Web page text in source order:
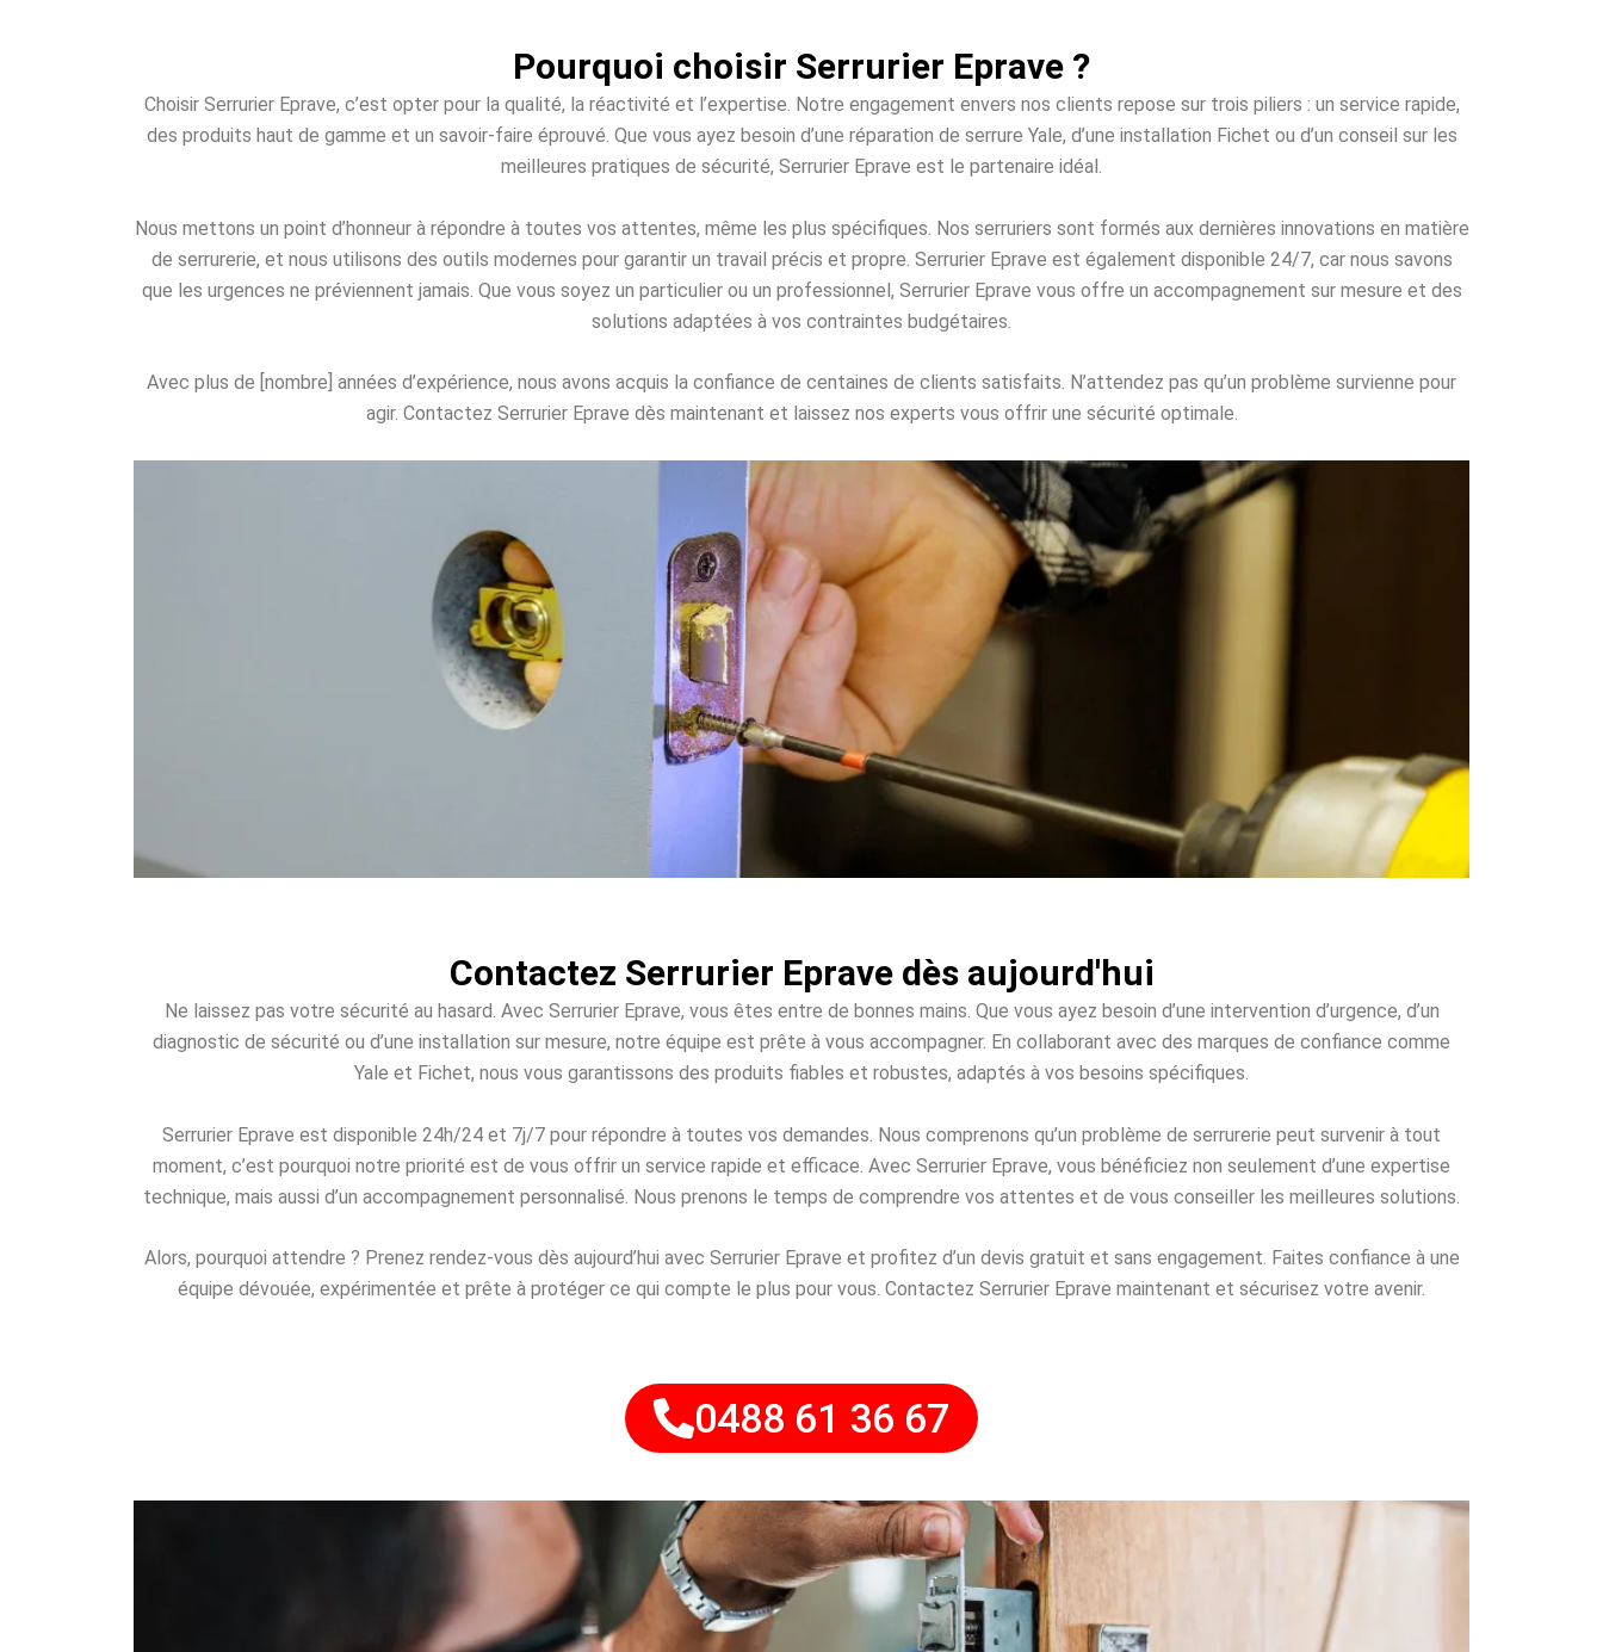
Pourquoi choisir Serrurier Eprave ?
Choisir Serrurier Eprave, c’est opter pour la qualité, la réactivité et l’expertise. Notre engagement envers nos clients repose sur trois piliers : un service rapide,
des produits haut de gamme et un savoir-faire éprouvé. Que vous ayez besoin d’une réparation de serrure Yale, d’une installation Fichet ou d’un conseil sur les
meilleures pratiques de sécurité, Serrurier Eprave est le partenaire idéal.
Nous mettons un point d’honneur à répondre à toutes vos attentes, même les plus spécifiques. Nos serruriers sont formés aux dernières innovations en matière
de serrurerie, et nous utilisons des outils modernes pour garantir un travail précis et propre. Serrurier Eprave est également disponible 24/7, car nous savons
que les urgences ne préviennent jamais. Que vous soyez un particulier ou un professionnel, Serrurier Eprave vous offre un accompagnement sur mesure et des
solutions adaptées à vos contraintes budgétaires.
Avec plus de [nombre] années d’expérience, nous avons acquis la confiance de centaines de clients satisfaits. N’attendez pas qu’un problème survienne pour
agir. Contactez Serrurier Eprave dès maintenant et laissez nos experts vous offrir une sécurité optimale.
Contactez Serrurier Eprave dès aujourd'hui
Ne laissez pas votre sécurité au hasard. Avec Serrurier Eprave, vous êtes entre de bonnes mains. Que vous ayez besoin d’une intervention d’urgence, d’un
diagnostic de sécurité ou d’une installation sur mesure, notre équipe est prête à vous accompagner. En collaborant avec des marques de confiance comme
Yale et Fichet, nous vous garantissons des produits fiables et robustes, adaptés à vos besoins spécifiques.
Serrurier Eprave est disponible 24h/24 et 7j/7 pour répondre à toutes vos demandes. Nous comprenons qu’un problème de serrurerie peut survenir à tout
moment, c’est pourquoi notre priorité est de vous offrir un service rapide et efficace. Avec Serrurier Eprave, vous bénéficiez non seulement d’une expertise
technique, mais aussi d’un accompagnement personnalisé. Nous prenons le temps de comprendre vos attentes et de vous conseiller les meilleures solutions.
Alors, pourquoi attendre ? Prenez rendez-vous dès aujourd’hui avec Serrurier Eprave et profitez d’un devis gratuit et sans engagement. Faites confiance à une
équipe dévouée, expérimentée et prête à protéger ce qui compte le plus pour vous. Contactez Serrurier Eprave maintenant et sécurisez votre avenir.
0488 61 36 67